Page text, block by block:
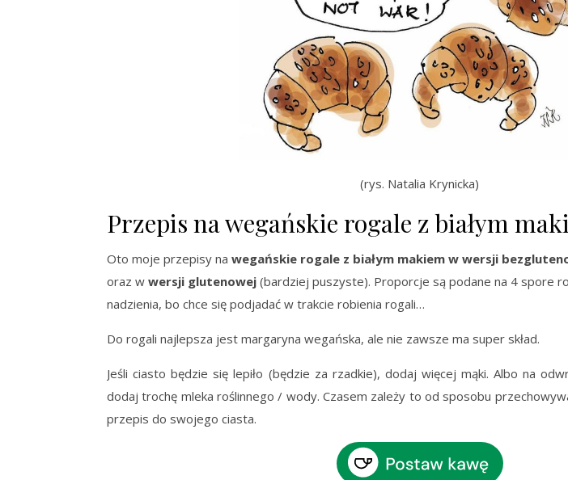
(rys. Natalia Krynicka)
Przepis na wegańskie rogale z białym
Oto moje przepisy na wegańskie rogale z białym makiem w wersji
oraz w wersji glutenowej (bardziej puszyste). Proporcje są podane na 4 spore
nadzienia, bo chce się podjadać w trakcie robienia rogali…
Do rogali najlepsza jest margaryna wegańska, ale nie zawsze ma super skład.
Jeśli ciasto będzie się lepiło (będzie za rzadkie), dodaj więcej mąki. Albo na
dodaj trochę mleka roślinnego / wody. Czasem zależy to od sposobu
przepis do swojego ciasta.